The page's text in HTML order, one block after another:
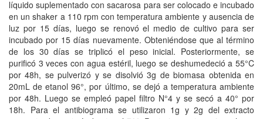
líquido suplementado con sacarosa para ser colocado e incubado
en un shaker a 110 rpm con temperatura ambiente y ausencia de
luz por 15 días, luego se renovó el medio de cultivo para ser
incubado por 15 días nuevamente. Obteniéndose que al término
de los 30 días se triplicó el peso inicial. Posteriormente, se
purificó 3 veces con agua estéril, luego se deshumedeció a 55°C
por 48h, se pulverizó y se disolvió 3g de biomasa obtenida en
20mL de etanol 96°, por último, se dejó a temperatura ambiente
por 48h. Luego se empleó papel filtro N°4 y se secó a 40° por
18h. Para el antibiograma se utilizaron 1g y 2g del extracto